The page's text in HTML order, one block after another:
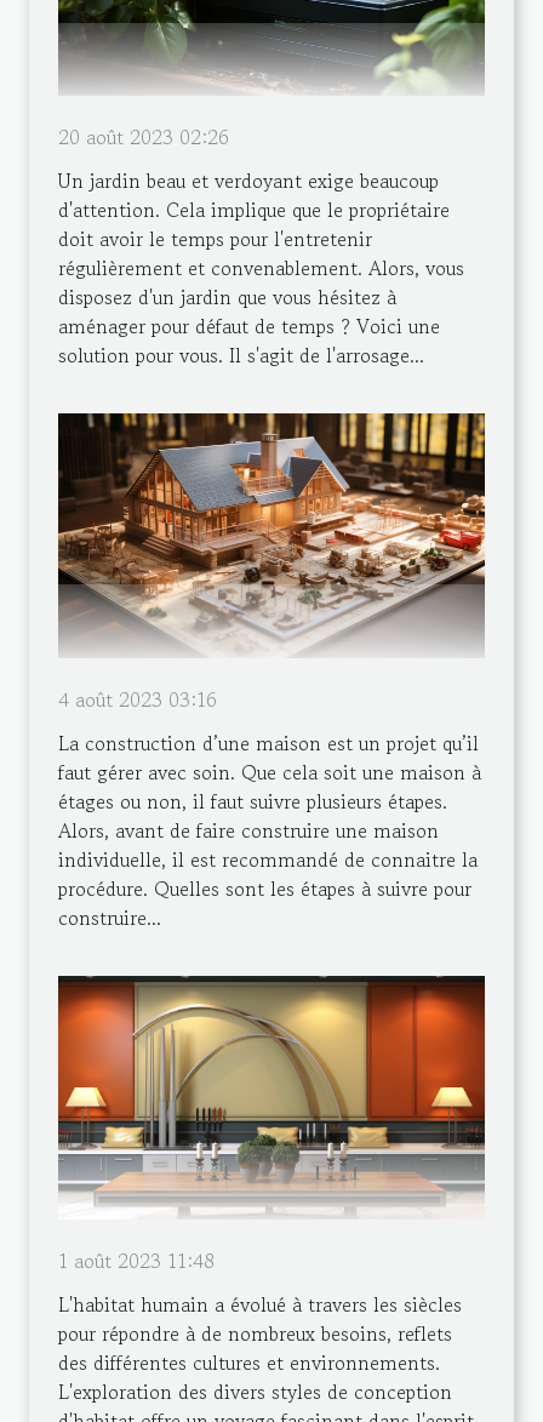
20 août 2023 02:26
Un jardin beau et verdoyant exige beaucoup
d'attention. Cela implique que le propriétaire
doit avoir le temps pour l'entretenir
régulièrement et convenablement. Alors, vous
disposez d'un jardin que vous hésitez à
aménager pour défaut de temps ? Voici une
solution pour vous. Il s'agit de l'arrosage...
4 août 2023 03:16
La construction d’une maison est un projet qu’il
faut gérer avec soin. Que cela soit une maison à
étages ou non, il faut suivre plusieurs étapes.
Alors, avant de faire construire une maison
individuelle, il est recommandé de connaitre la
procédure. Quelles sont les étapes à suivre pour
construire...
1 août 2023 11:48
L'habitat humain a évolué à travers les siècles
pour répondre à de nombreux besoins, reflets
des différentes cultures et environnements.
L'exploration des divers styles de conception